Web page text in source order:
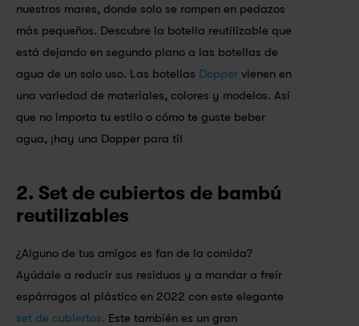
nuestros mares, donde solo se rompen en pedazos
más pequeños. Descubre la botella reutilizable que
está dejando en segundo plano a las botellas de
agua de un solo uso. Las botellas Dopper vienen en
una variedad de materiales, colores y modelos. Así
que no importa tu estilo o cómo te guste beber
agua, ¡hay una Dopper para ti!
2. Set de cubiertos de bambú
reutilizables
¿Alguno de tus amigos es fan de la comida?
Ayúdale a reducir sus residuos y a mandar a freír
set de cubiertos. Este también es un gran